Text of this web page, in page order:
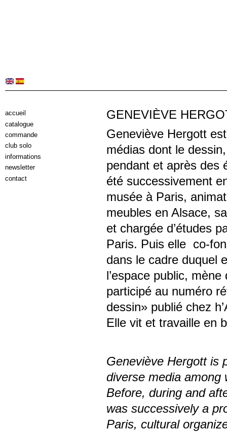
GENEVIÈVE
Geneviève Hergott
médias dont le
pendant et après des
été successivement
musée à Paris,
meubles en Alsace,
et chargée d’études
Paris. Puis elle co-
dans le cadre duquel
l’espace public,
participé au numéro
dessin» publié chez
Elle vit et travaille en
Geneviève Hergott is
diverse media among
Before, during and
was successively a
Paris, cultural
accueil
catalogue
commande
club solo
informations
newsletter
contact